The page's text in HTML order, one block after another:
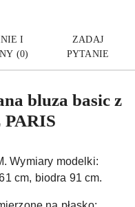
I
(0)
ZADAJ
PYTANIE
bluza basic z
PARIS
Wymiary modelki:
cm, biodra 91 cm.